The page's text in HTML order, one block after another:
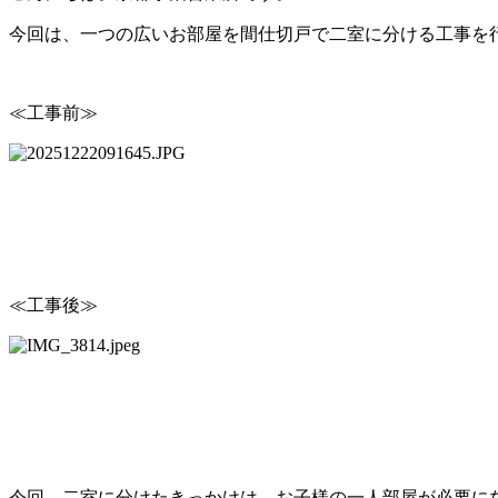
今回は、一つの広いお部屋を間仕切戸で二室に分ける工事を
≪工事前≫
≪工事後≫